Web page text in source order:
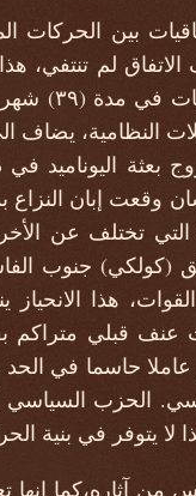
بين الحركات
لم تنتفي، هذا
دعم فني وتقني وتمويل
النظامية، يضاف
وقعت إبان النزاع
تختلف عن
(كولكي) جنوب
هذا
عنف قبلي متراكم
عاملا حاسما في
الحزب
لا يتوفر في بنية
آثاره،كما انها